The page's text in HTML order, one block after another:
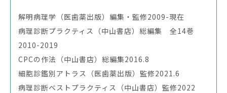
解明病理学（医歯薬出版）編集・監修2009-現在
病理診断プラクティス（中山書店）総編集 全14巻
2010-2019
CPCの作法（中山書店）総編集2016.8
細胞診鑑別アトラス（医歯薬出版）監修2021.6
病理診断ベストプラクティス（中山書店）監修2022